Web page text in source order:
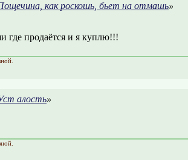
как роскошь, бьет на отмашь»
продаётся и я куплю!!!
алость»